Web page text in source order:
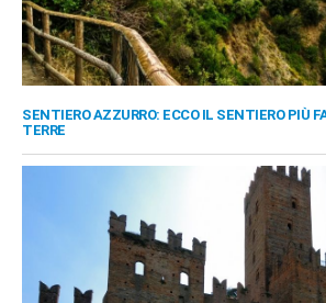
SENTIERO AZZURRO: ECCO IL SENTIERO PIÙ
TERRE